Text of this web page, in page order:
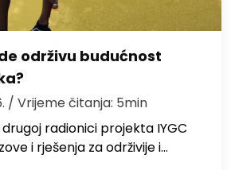
održivu budućnost
/ Vrijeme čitanja: 5min
radionici projekta IYGC
i rješenja za održivije i…